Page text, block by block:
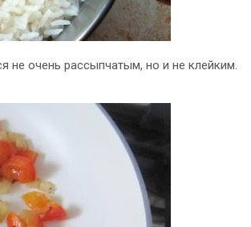
не очень рассыпчатым, но и не клейким.